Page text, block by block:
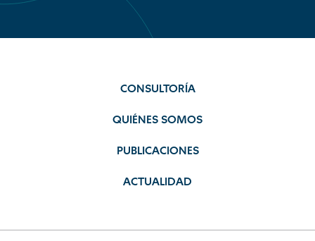
CONSULTORÍA
QUIÉNES SOMOS
PUBLICACIONES
ACTUALIDAD